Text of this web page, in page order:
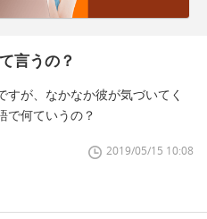
言うの？
が、なかなか彼が気づいてく
で何ていうの？
2019/05/15 10:08